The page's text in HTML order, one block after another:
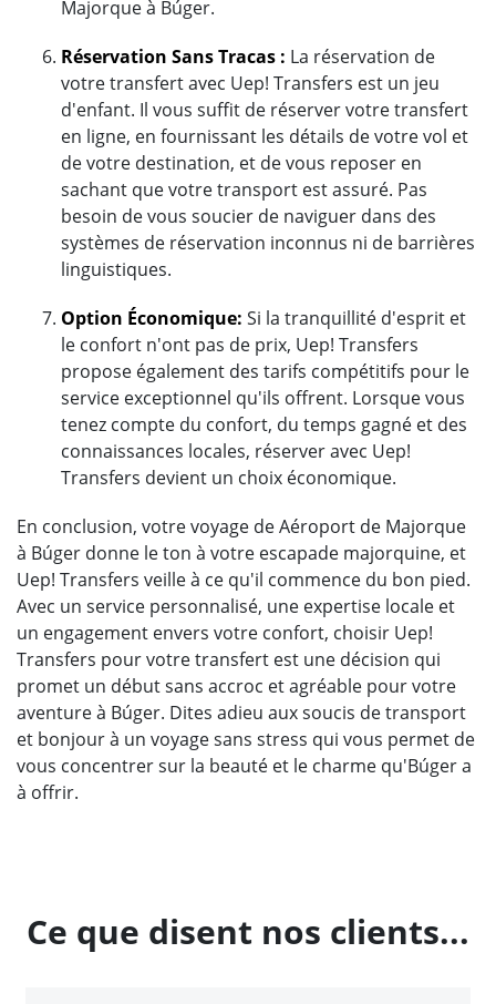
Majorque à Búger.
Réservation Sans Tracas : La réservation de
votre transfert avec Uep! Transfers est un jeu
d'enfant. Il vous suffit de réserver votre transfert
en ligne, en fournissant les détails de votre vol et
de votre destination, et de vous reposer en
sachant que votre transport est assuré. Pas
besoin de vous soucier de naviguer dans des
systèmes de réservation inconnus ni de barrières
linguistiques.
Option Économique: Si la tranquillité d'esprit et
le confort n'ont pas de prix, Uep! Transfers
propose également des tarifs compétitifs pour le
service exceptionnel qu'ils offrent. Lorsque vous
tenez compte du confort, du temps gagné et des
connaissances locales, réserver avec Uep!
Transfers devient un choix économique.
En conclusion, votre voyage de Aéroport de Majorque
à Búger donne le ton à votre escapade majorquine, et
Uep! Transfers veille à ce qu'il commence du bon pied.
Avec un service personnalisé, une expertise locale et
un engagement envers votre confort, choisir Uep!
Transfers pour votre transfert est une décision qui
promet un début sans accroc et agréable pour votre
aventure à Búger. Dites adieu aux soucis de transport
et bonjour à un voyage sans stress qui vous permet de
vous concentrer sur la beauté et le charme qu'Búger a
à offrir.
Ce que disent nos clients...